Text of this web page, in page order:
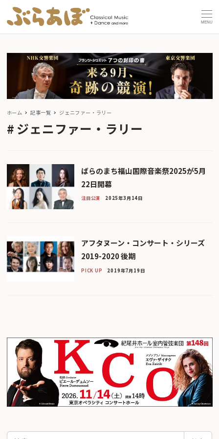
MENU
ホーム 記事一覧 ジェニファー・ラリー
ジェニファー・ラリー
ばらのまち福山国際音楽祭2025が5月
22日開幕
注目公演 2025年3月14日
アフタヌーン・コンサート・シリーズ
2019-2020 後期
PICK UP 2019年7月19日
検